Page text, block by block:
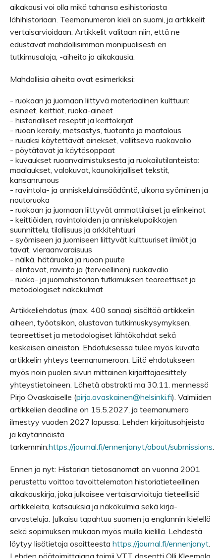
aikakausi voi olla mikä tahansa esihistoriasta
lähihistoriaan. Teemanumeron kieli on suomi, ja artikkelit
vertaisarvioidaan. Artikkelit valitaan niin, että ne
edustavat mahdollisimman monipuolisesti eri
tutkimusaloja, -aiheita ja aikakausia.
Mahdollisia aiheita ovat esimerkiksi:
- ruokaan ja juomaan liittyvä materiaalinen kulttuuri:
esineet, keittiöt, ruoka-aineet
- historialliset reseptit ja keittokirjat
- ruoan keräily, metsästys, tuotanto ja maatalous
- ruuaksi käytettävät ainekset, vallitseva ruokavalio
- pöytätavat ja käytösoppaat
- kuvaukset ruoanvalmistuksesta ja ruokailutilanteista:
maalaukset, valokuvat, kaunokirjalliset tekstit,
kansanrunous
- ravintola- ja anniskelulainsäädäntö, ulkona syöminen ja
noutoruoka
- ruokaan ja juomaan liittyvät ammattilaiset ja elinkeinot
- keittiöiden, ravintoloiden ja anniskelupaikkojen
suunnittelu, tilallisuus ja arkkitehtuuri
- syömiseen ja juomiseen liittyvät kulttuuriset ilmiöt ja
tavat, vieraanvaraisuus
- nälkä, hätäruoka ja ruoan puute
- elintavat, ravinto ja (terveellinen) ruokavalio
- ruoka- ja juomahistorian tutkimuksen teoreettiset ja
metodologiset näkökulmat
Artikkeliehdotus (max. 400 sanaa) sisältää artikkelin
aiheen, työotsikon, alustavan tutkimuskysymyksen,
teoreettiset ja metodologiset lähtökohdat sekä
keskeisen aineiston. Ehdotuksessa tulee myös kuvata
artikkelin yhteys teemanumeroon. Liitä ehdotukseen
myös noin puolen sivun mittainen kirjoittajaesittely
yhteystietoineen. Lähetä abstrakti ma 30.11. mennessä
Pirjo Ovaskaiselle (pirjo.ovaskainen@helsinki.fi). Valmiiden
artikkelien deadline on 15.5.2027, ja teemanumero
ilmestyy vuoden 2027 lopussa. Lehden kirjoitusohjeista
ja käytännöistä
tarkemmin:https://journal.fi/ennenjanyt/about/submissions.
Ennen ja nyt: Historian tietosanomat on vuonna 2001
perustettu voittoa tavoittelematon historiatieteellinen
aikakauskirja, joka julkaisee vertaisarvioituja tieteellisiä
artikkeleita, katsauksia ja näkökulmia sekä kirja-
arvosteluja. Julkaisu tapahtuu suomen ja englannin kielellä
sekä sopimuksen mukaan myös muilla kielillä. Lehdestä
löytyy lisätietoja osoitteesta https://journal.fi/ennenjanyt.
Lehden päätoimittajana toimii VTT, dosentti Olli Kleemola